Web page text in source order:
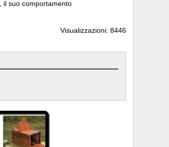
il suo comportamento
Visualizzazioni: 8446